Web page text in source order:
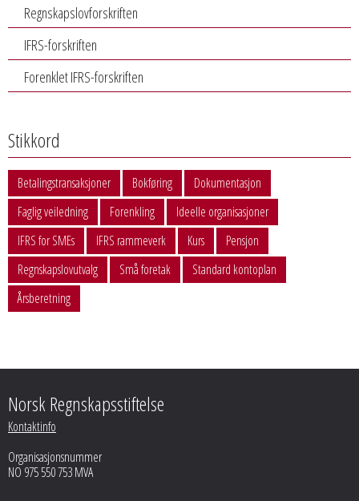
Regnskapslovforskriften
IFRS-forskriften
Forenklet IFRS-forskriften
Stikkord
Betalingstransaksjoner Bokføring
Dokumentasjon
Faglig veiledning
Forenkling
Ideelle organisasjoner
IFRS for SMEs
IFRS rammeverk Kurs
Pensjon
Regnskapslovutvalg
Små foretak
Standard kontoplan
Årsberetning
Norsk Regnskapsstiftelse
Kontaktinfo
Organisasjonsnummer
NO 975 550 753 MVA